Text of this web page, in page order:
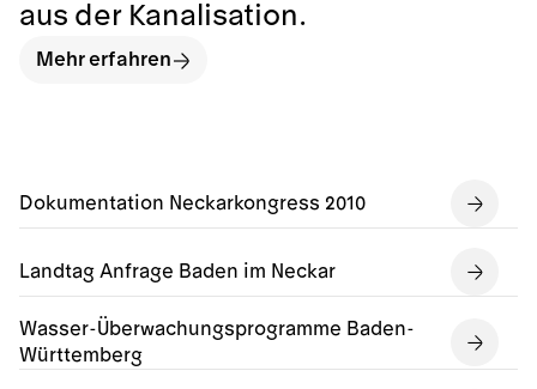
Dokumentation Neckarkongress 2010
Landtag Anfrage Baden im Neckar
Wasser-Überwachungsprogramme Baden-
Württemberg
aus der Kanalisation.
Mehr erfahren